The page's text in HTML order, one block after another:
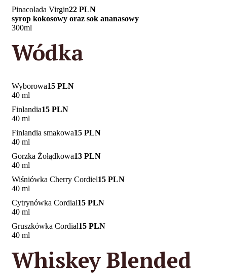
Pinacolada Virgin22 PLN
syrop kokosowy oraz sok ananasowy
300ml
Wódka
Wyborowa15 PLN
40 ml
Finlandia15 PLN
40 ml
Finlandia smakowa15 PLN
40 ml
Gorzka Żołądkowa13 PLN
40 ml
Wiśniówka Cherry Cordiel15 PLN
40 ml
Cytrynówka Cordial15 PLN
40 ml
Gruszkówka Cordial15 PLN
40 ml
Whiskey Blended